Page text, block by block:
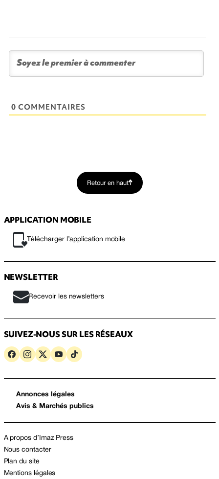
0 COMMENTAIRES
Retour en haut
APPLICATION MOBILE
Télécharger l’application mobile
NEWSLETTER
Recevoir les newsletters
SUIVEZ-NOUS SUR LES RÉSEAUX
Annonces légales
Avis & Marchés publics
A propos d’Imaz Press
Nous contacter
Plan du site
Mentions légales